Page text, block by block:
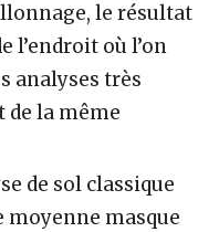
le résultat
l’endroit où l’on
analyses très
de la même
de sol classique
masque